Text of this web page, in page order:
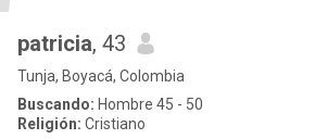
patricia, 43
Tunja, Boyacá, Colombia
Buscando: Hombre 45 - 50
Religión: Cristiano